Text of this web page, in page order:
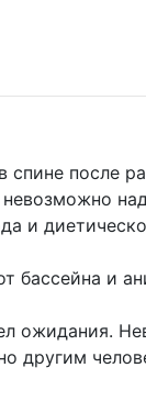
после
и
бассейна и
ожидания.
другим